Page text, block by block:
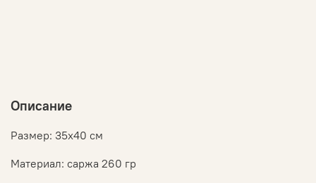
Описание
Размер: 35х40 см
Материал: саржа 260 гр